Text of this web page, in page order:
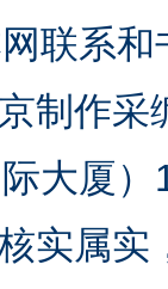
联系
制作
大厦
实属